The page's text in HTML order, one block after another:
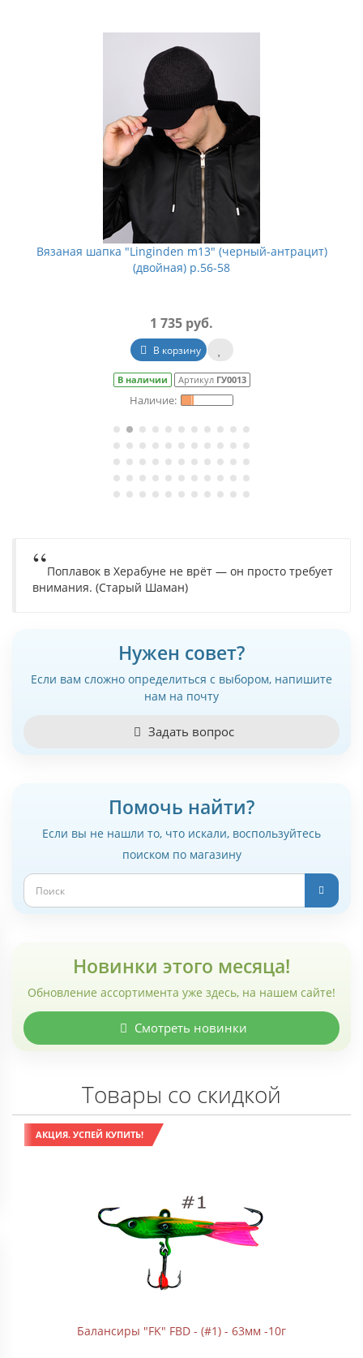
Вязаная шапка "Linginden m13" (черный-антрацит)
(двойная) р.56-58
1 735 руб.
В корзину
В наличии Артикул ГУ0013
Поплавок в Херабуне не врёт — он просто требует
внимания. (Старый Шаман)
Нужен совет?
Если вам сложно определиться с выбором, напишите
нам на почту
Задать вопрос
Помочь найти?
Если вы не нашли то, что искали, воспользуйтесь
поиском по магазину
Новинки этого месяца!
Обновление ассортимента уже здесь, на нашем сайте!
Смотреть новинки
Товары со скидкой
АКЦИЯ. УСПЕЙ КУПИТЬ!
Балансиры "FK" FBD - (#1) - 63мм -10г